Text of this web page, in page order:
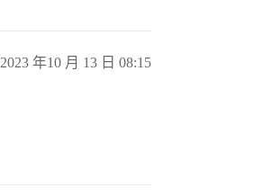
2023 年10 月 13 日 08:15